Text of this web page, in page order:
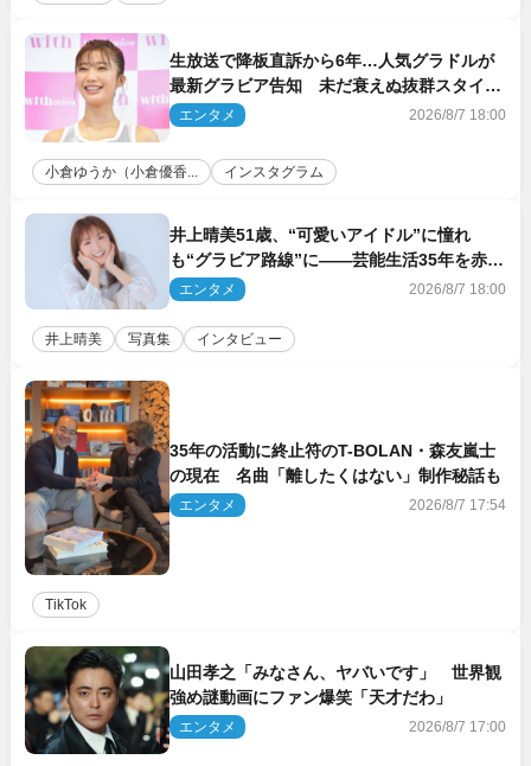
生放送で降板直訴から6年…人気グラドルが
最新グラビア告知 未だ衰えぬ抜群スタイル
に反響
エンタメ 2026/8/7 18:00
小倉ゆうか（小倉優香... インスタグラム
井上晴美51歳、“可愛いアイドル”に憧れ
も“グラビア路線”に――芸能生活35年を赤
裸々に語る 27年ぶりに写真集発売
エンタメ 2026/8/7 18:00
井上晴美 写真集 インタビュー
35年の活動に終止符のT-BOLAN・森友嵐士
の現在 名曲「離したくはない」制作秘話も
エンタメ 2026/8/7 17:54
TikTok
山田孝之「みなさん、ヤバいです」 世界観
強め謎動画にファン爆笑「天才だわ」
エンタメ 2026/8/7 17:00